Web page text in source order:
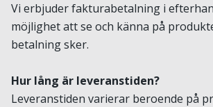
Vi erbjuder fakturabetalning i
möjlighet att se och känna på
betalning sker.
Hur lång är leveranstiden?
Leveranstiden varierar beroende på